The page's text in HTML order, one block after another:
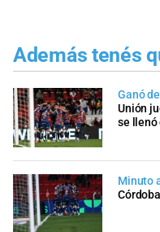
Además tenés
Ganó
Unión
se llenó
Minuto